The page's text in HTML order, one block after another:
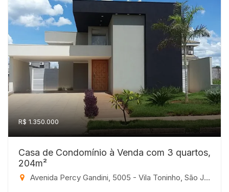
R$ 1.350.000
Casa de Condomínio à Venda com 3 quartos,
204m²
Avenida Percy Gandini, 5005 - Vila Toninho, São José do Rio Preto-SP